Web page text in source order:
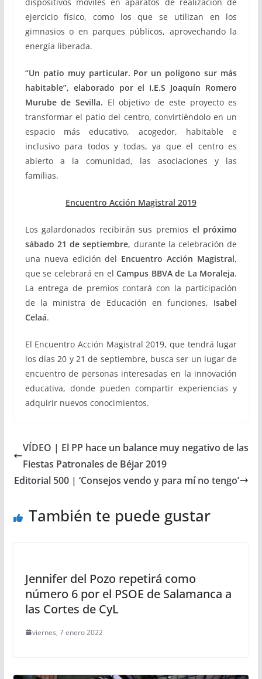
ejercicio físico, como los que se utilizan en los
gimnasios o en parques públicos, aprovechando la
energía liberada.
“Un patio muy particular. Por un polígono sur más
habitable”, elaborado por el I.E.S Joaquín Romero
Murube de Sevilla. El objetivo de este proyecto es
transformar el patio del centro, convirtiéndolo en un
espacio más educativo, acogedor, habitable e
inclusivo para todos y todas, ya que el centro es
abierto a la comunidad, las asociaciones y las
familias.
Encuentro Acción Magistral 2019
Los galardonados recibirán sus premios el próximo
sábado 21 de septiembre, durante la celebración de
una nueva edición del Encuentro Acción Magistral,
que se celebrará en elCampus BBVA de La Moraleja.
La entrega de premios contará con la participación
de la ministra de Educación en funciones, Isabel
Celaá.
El Encuentro Acción Magistral 2019, que tendrá lugar
los días 20 y 21 de septiembre, busca ser un lugar de
encuentro de personas interesadas en la innovación
educativa, donde pueden compartir experiencias y
adquirir nuevos conocimientos.
VÍDEO | El PP hace un balance muy negativo de las
Fiestas Patronales de Béjar 2019
Editorial 500 | ‘Consejos vendo y para mí no tengo’
También te puede gustar
Jennifer del Pozo repetirá como
número 6 por el PSOE de Salamanca a
las Cortes de CyL
viernes, 7 enero 2022